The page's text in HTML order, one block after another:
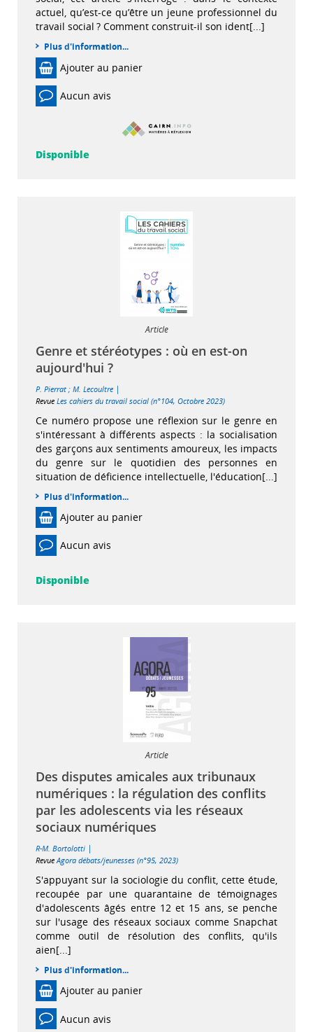
actuel, qu’est-ce qu’être un jeune professionnel du
travail social ? Comment construit-il son ident[...]
Plus d'information...
Ajouter au panier
Aucun avis
Disponible
Article
Genre et stéréotypes : où en est-on
aujourd'hui ?
P. Pierrat ; M. Lecoultre |
Revue Les cahiers du travail social (n°104, Octobre 2023)
Ce numéro propose une réflexion sur le genre en
s'intéressant à différents aspects : la socialisation
des garçons aux sentiments amoureux, les impacts
du genre sur le quotidien des personnes en
situation de déficience intellectuelle, l'éducation[...]
Plus d'information...
Ajouter au panier
Aucun avis
Disponible
Article
Des disputes amicales aux tribunaux
numériques : la régulation des conflits
par les adolescents via les réseaux
sociaux numériques
R-M. Bortolotti |
Revue Agora débats/jeunesses (n°95, 2023)
S'appuyant sur la sociologie du conflit, cette étude,
recoupée par une quarantaine de témoignages
d'adolescents âgés entre 12 et 15 ans, se penche
sur l'usage des réseaux sociaux comme Snapchat
comme outil de résolution des conflits, qu'ils
aien[...]
Plus d'information...
Ajouter au panier
Aucun avis